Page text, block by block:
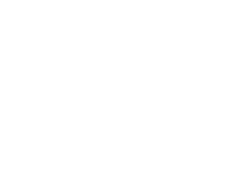
Presentación de la campaña por el